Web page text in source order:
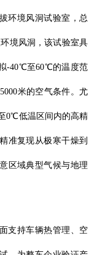
环境风洞试验室，总
境风洞，该试验室具
-40℃至60℃的温度范
米的空气条件。尤
0℃低温区间内的高精
准复现从极寒干燥到
区域典型气候与地理
支持车辆热管理、空